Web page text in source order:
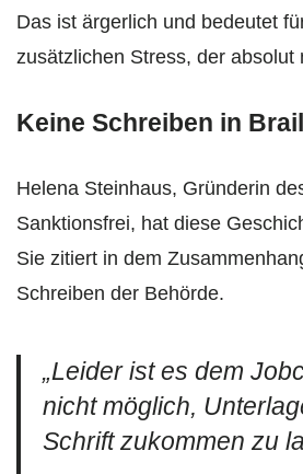
Das ist ärgerlich und bedeutet
zusätzlichen Stress, der absolut
Keine Schreiben in
Helena Steinhaus, Gründerin
Sanktionsfrei, hat diese
Sie zitiert in dem
Schreiben der Behörde.
„Leider ist es dem
nicht möglich,
Schrift zukommen zu